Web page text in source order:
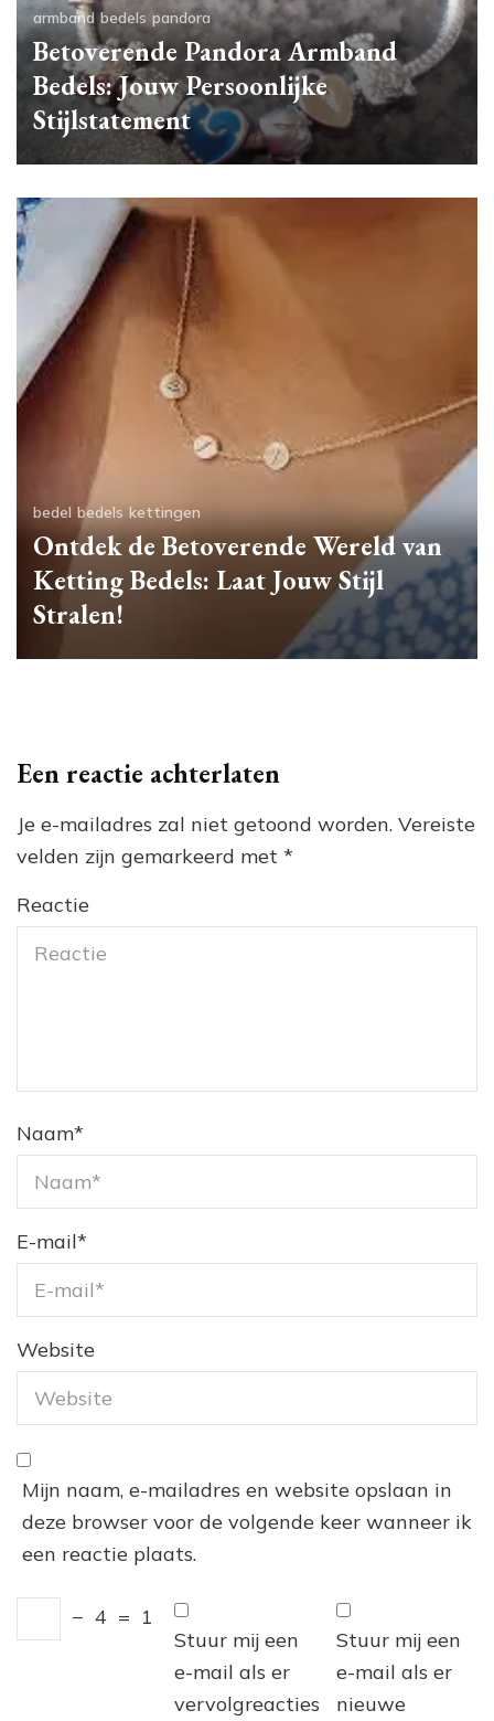
armband bedels pandora
Betoverende Pandora Armband
Bedels: Jouw Persoonlijke
Stijlstatement
bedel bedels kettingen
Ontdek de Betoverende Wereld van
Ketting Bedels: Laat Jouw Stijl
Stralen!
Een reactie achterlaten
Je e-mailadres zal niet getoond worden. Vereiste
velden zijn gemarkeerd met *
Reactie
Naam*
E-mail*
Website
Mijn naam, e-mailadres en website opslaan in
deze browser voor de volgende keer wanneer ik
een reactie plaats.
− 4 = 1
Stuur mij een
e-mail als er
vervolgreacties
Stuur mij een
e-mail als er
nieuwe